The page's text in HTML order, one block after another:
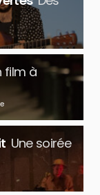
film à
Une soirée